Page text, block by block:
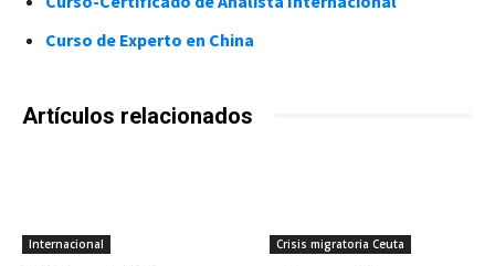
Curso de Experto en China
Artículos relacionados
Internacional Crisis migratoria Ceuta